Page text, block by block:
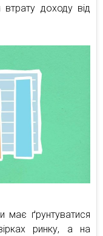
доходу від
має ґрунтуватися
ринку, а на